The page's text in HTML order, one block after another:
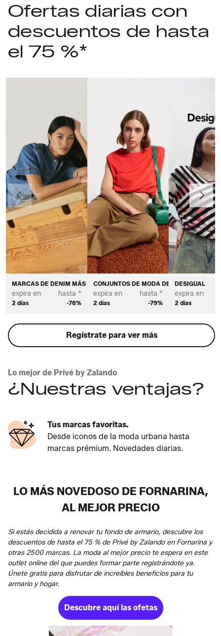
Ofertas diarias con
descuentos de hasta
el 75 %*
MARCAS DE DENIM MÁS DESEADAS - MUJER
expira en
2 días
hasta *
-76%
CONJUNTOS DE MODA DE VERANO -
expira en
2 días
hasta *
-79%
DESIGUAL
expira en
2 días
Anteriormente
Regístrate para ver más
Lo mejor de Privé by Zalando
¿Nuestras ventajas?
Tus marcas favoritas.
Desde iconos de la moda urbana hasta
marcas prémium. Novedades diarias.
LO MÁS NOVEDOSO DE FORNARINA,
AL MEJOR PRECIO
Si estás decidida a renovar tu fondo de armario, descubre los
descuentos de hasta el 75 % de Privé by Zalando en Fornarina y
otras 2500 marcas. La moda al mejor precio te espera en este
outlet online del que puedes formar parte registrándote ya.
Únete gratis para disfrutar de increíbles beneficios para tu
armario y hogar.
Descubre aquí las ofetas